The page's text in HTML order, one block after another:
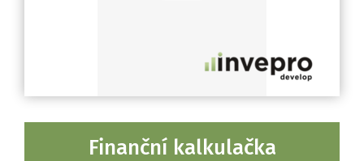
Finanční kalkulačka